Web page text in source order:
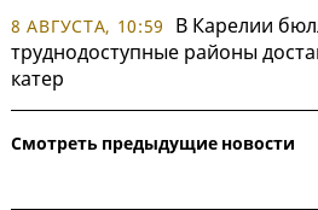
8 АВГУСТА, 10:59
В Карелии
труднодоступные районы
катер
Смотреть